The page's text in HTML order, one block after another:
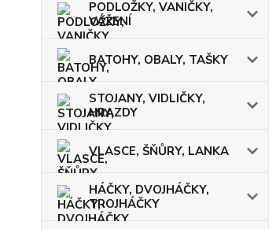
PODLOŽKY, VANIČKY,
VÁŽENÍ
BATOHY, OBALY, TAŠKY
STOJANY, VIDLIČKY,
HRAZDY
VLASCE, ŠŇŮRY, LANKA
HÁČKY, DVOJHÁČKY,
TROJHÁČKY